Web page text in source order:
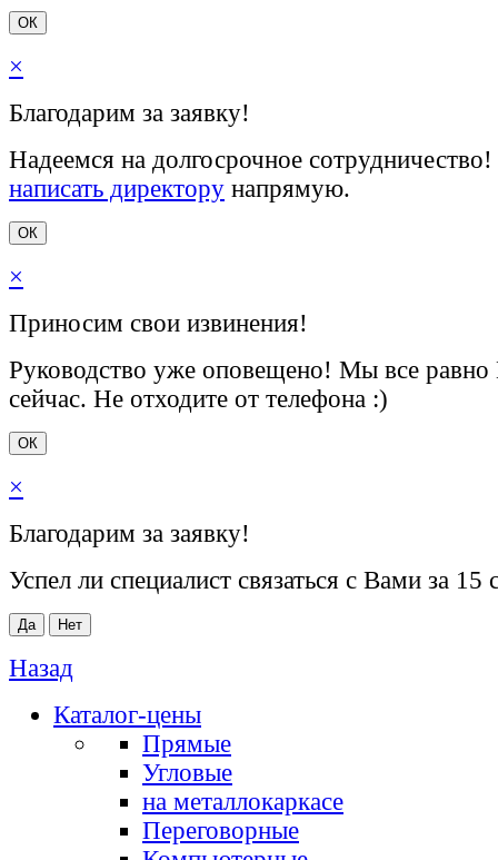
ОК
×
Благодарим за заявку!
Надеемся на долгосрочное
написать директору напрямую.
ОК
×
Приносим свои извинения!
Руководство уже оповещено! Мы все
сейчас. Не отходите от телефона :)
ОК
×
Благодарим за заявку!
Успел ли специалист связаться с Вами за 15
Да Нет
Назад
Каталог-цены
Прямые
Угловые
на металлокаркасе
Переговорные